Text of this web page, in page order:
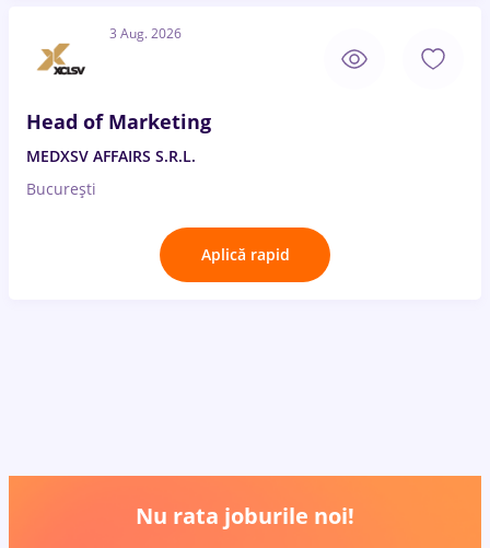
3 Aug. 2026
Head of Marketing
MEDXSV AFFAIRS S.R.L.
București
Aplică rapid
Nu rata joburile noi!